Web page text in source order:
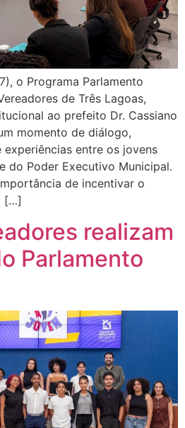
o Programa Parlamento
de Três Lagoas,
ao prefeito Dr. Cassiano
momento de diálogo,
entre os jovens
do Poder Executivo Municipal.
de incentivar o
[…]
realizam
Parlamento